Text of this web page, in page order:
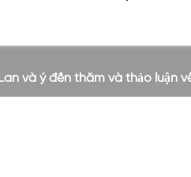
và ý đến thăm và thảo luận